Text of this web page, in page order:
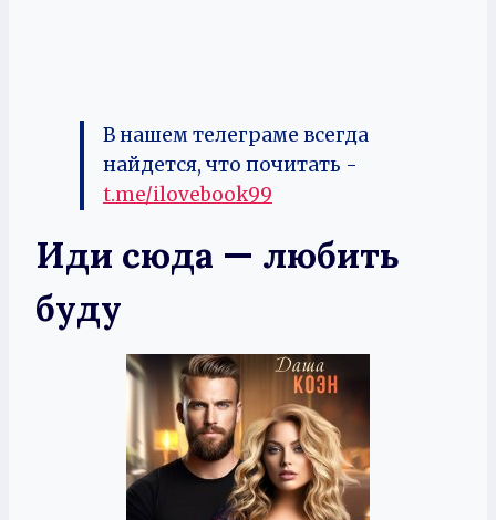
В нашем телеграме всегда
найдется, что почитать -
t.me/ilovebook99
Иди сюда — любить
буду